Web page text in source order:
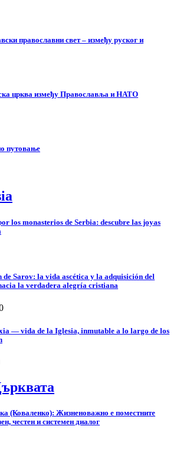
православни свет – између руског и
црква између Православља и НАТО
путовање
los monasterios de Serbia: descubre las joyas
Sarov: la vida ascética y la adquisición del
la verdadera alegría cristiana
— vida de la Iglesia, inmutable a lo largo de los
(Коваленко): Жизненоважно е поместните
честен и системен диалог